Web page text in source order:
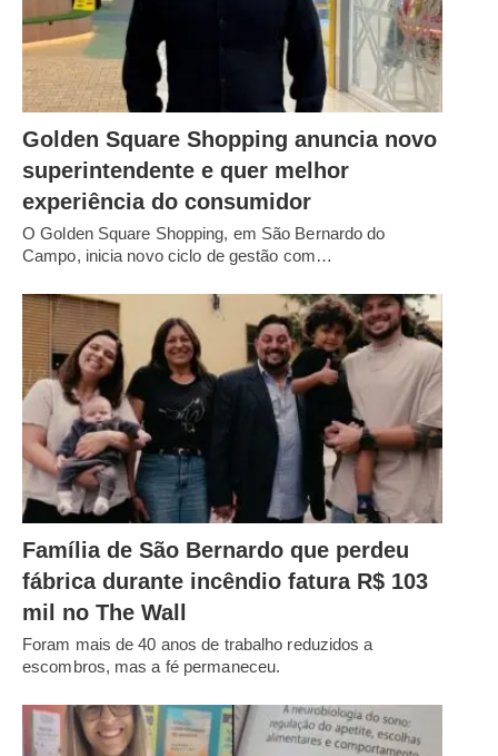
Golden Square Shopping anuncia novo
superintendente e quer melhor
experiência do consumidor
O Golden Square Shopping, em São Bernardo do
Campo, inicia novo ciclo de gestão com…
Família de São Bernardo que perdeu
fábrica durante incêndio fatura R$ 103
mil no The Wall
Foram mais de 40 anos de trabalho reduzidos a
escombros, mas a fé permaneceu.